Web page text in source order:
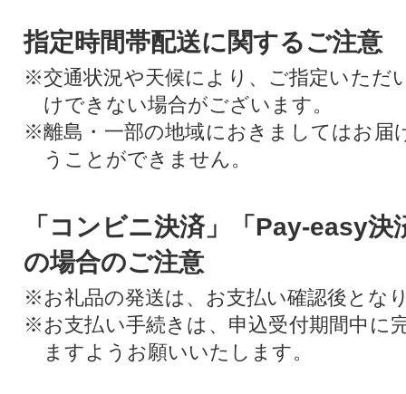
指定時間帯配送に関するご注意
※交通状況や天候により、ご指定いただ
けできない場合がございます。
※離島・一部の地域におきましてはお届
うことができません。
「コンビニ決済」「Pay-easy決
の場合のご注意
※お礼品の発送は、お支払い確認後とな
※お支払い手続きは、申込受付期間中に
ますようお願いいたします。